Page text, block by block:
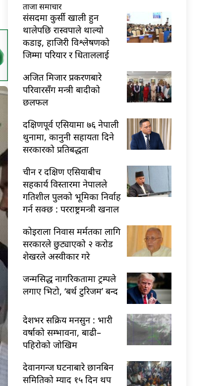
ताजा समाचार
संसदमा कुर्सी खाली हुन
थालेपछि रास्वपाले थाल्यो
कडाइ, हाजिरी विश्लेषणको
जिम्मा परियार र धिताललाई
अजित मिजार प्रकरणबारे
परिवारसँग मन्त्री बादीको
छलफल
दक्षिणपूर्व एसियामा ७६ नेपाली
थुनामा, कानुनी सहायता दिने
सरकारको प्रतिबद्धता
चीन र दक्षिण एसियाबीच
सहकार्य विस्तारमा नेपालले
गतिशील पुलको भूमिका निर्वाह
गर्न सक्छ : परराष्ट्रमन्त्री खनाल
कोइराला निवास मर्मतका लागि
सरकारले छुट्याएको २ करोड
शेखरले अस्वीकार गरे
जन्मसिद्ध नागरिकतामा ट्रम्पले
लगाए भिटो, ‘बर्थ टुरिजम’ बन्द
देशभर सक्रिय मनसुन : भारी
वर्षाको सम्भावना, बाढी–
पहिरोको जोखिम
देवानगन्ज घटनाबारे छानबिन
समितिको म्याद १५ दिन थप